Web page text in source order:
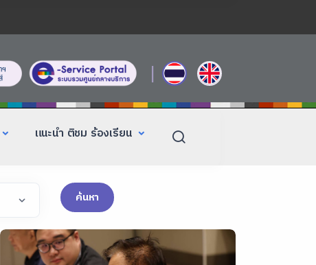
|
แนะนำ ติชม ร้องเรียน
ค้นหา